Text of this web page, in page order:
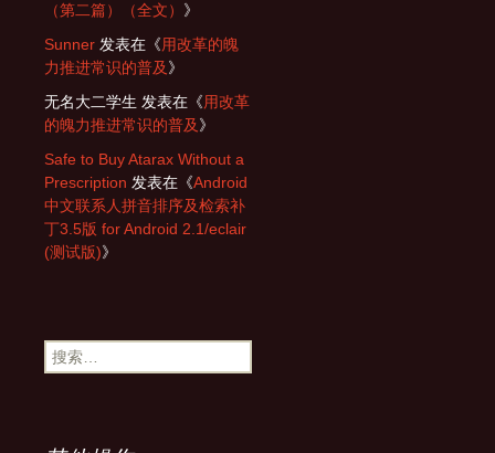
（第二篇）（全文） 》
Sunner 发表在《用改革的魄
力推进常识的普及》
无名大二学生 发表在《用改革
的魄力推进常识的普及》
Safe to Buy Atarax Without a
Prescription 发表在《Android
中文联系人拼音排序及检索补
丁3.5版 for Android 2.1/eclair
(测试版)》
搜
索：